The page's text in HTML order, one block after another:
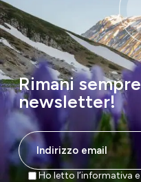
Rimani
newsletter!
Ho letto l’informativa